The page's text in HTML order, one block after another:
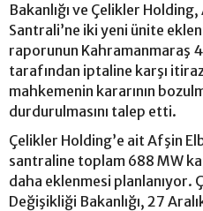
Bakanlığı ve Çelikler
Santrali’ne iki yeni ünite
raporunun Kahramanmaraş
tarafından iptaline karşı
mahkemenin kararının
durdurulmasını talep etti.
Çelikler Holding’e ait Afşin
santraline toplam 688 MW
daha eklenmesi planlanıyor.
Değişikliği Bakanlığı, 27